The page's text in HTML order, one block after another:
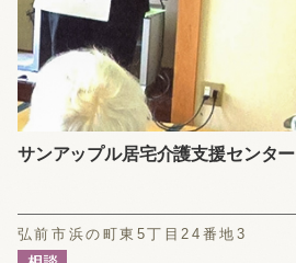
サンアップル居宅介護支援センター
弘前市浜の町東5丁目24番地3